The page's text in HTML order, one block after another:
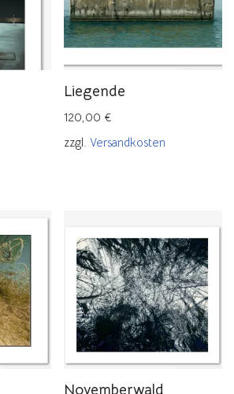
Liegende
120,00 €
zzgl.Versandkosten
Novemberwald